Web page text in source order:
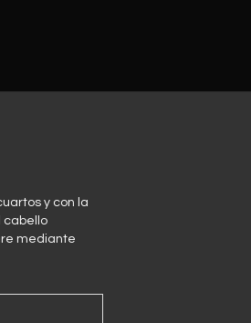
y con la
cabello
mediante